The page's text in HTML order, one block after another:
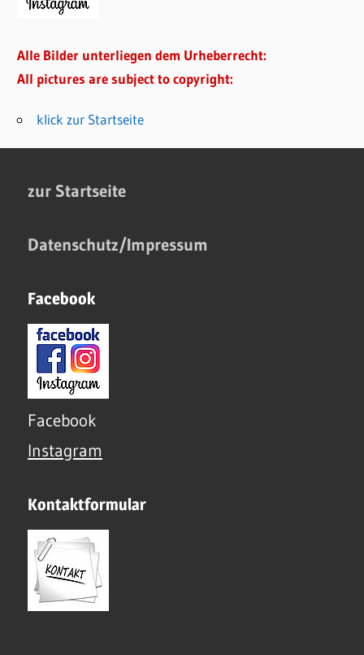
Alle Bilder unterliegen dem Urheberrecht:
All pictures are subject to copyright:
klick zur Startseite
zur Startseite
Datenschutz/Impressum
Facebook
Facebook
Instagram
Kontaktformular